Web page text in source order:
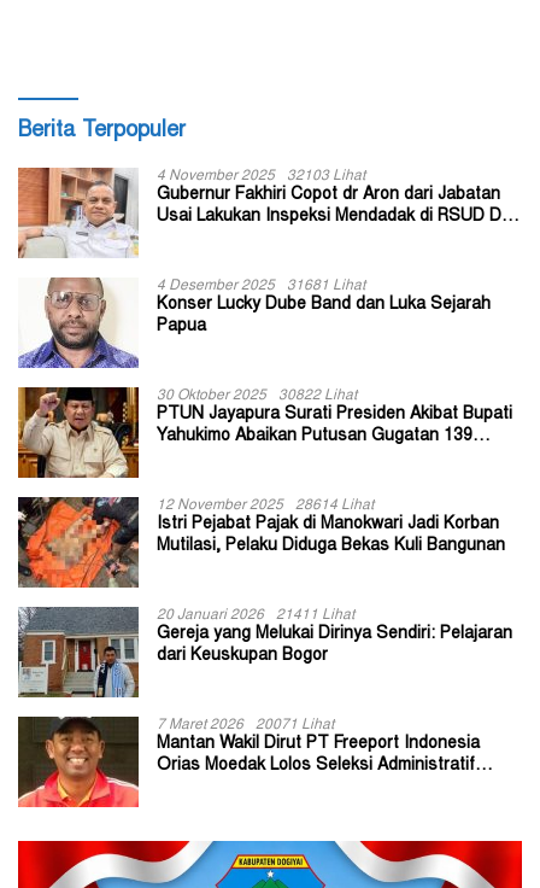
Berita Terpopuler
4 November 2025 32103 Lihat
Gubernur Fakhiri Copot dr Aron dari Jabatan
Usai Lakukan Inspeksi Mendadak di RSUD Dok
4 Desember 2025 31681 Lihat
Konser Lucky Dube Band dan Luka Sejarah
Papua
30 Oktober 2025 30822 Lihat
PTUN Jayapura Surati Presiden Akibat Bupati
Yahukimo Abaikan Putusan Gugatan 139
12 November 2025 28614 Lihat
Istri Pejabat Pajak di Manokwari Jadi Korban
Mutilasi, Pelaku Diduga Bekas Kuli Bangunan
20 Januari 2026 21411 Lihat
Gereja yang Melukai Dirinya Sendiri: Pelajaran
dari Keuskupan Bogor
7 Maret 2026 20071 Lihat
Mantan Wakil Dirut PT Freeport Indonesia
Orias Moedak Lolos Seleksi Administratif